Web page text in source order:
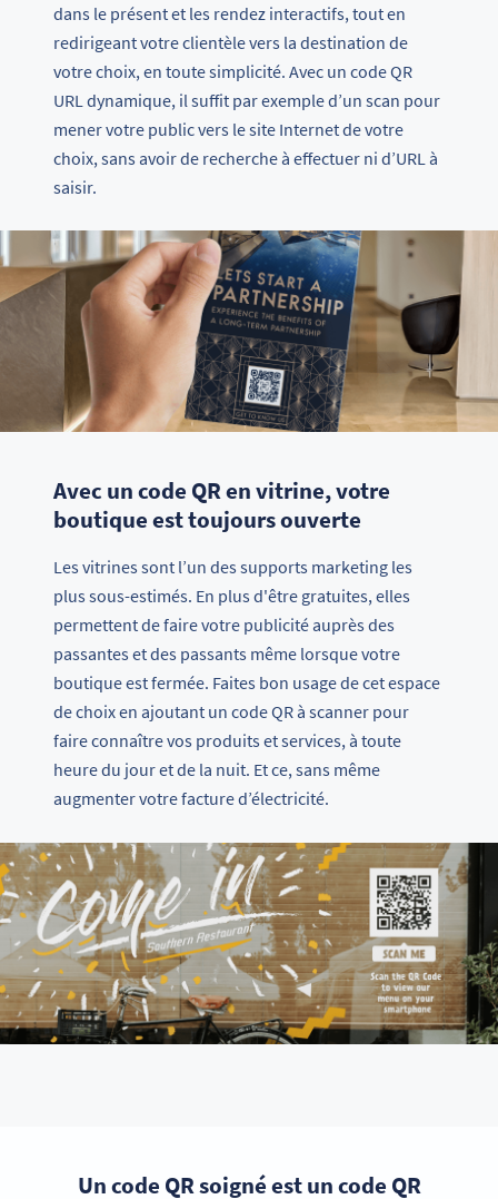
dans le présent et les rendez interactifs, tout en
redirigeant votre clientèle vers la destination de
votre choix, en toute simplicité. Avec un code QR
URL dynamique, il suffit par exemple d’un scan pour
mener votre public vers le site Internet de votre
choix, sans avoir de recherche à effectuer ni d’URL à
saisir.
Avec un code QR en vitrine, votre
boutique est toujours ouverte
Les vitrines sont l’un des supports marketing les
plus sous-estimés. En plus d'être gratuites, elles
permettent de faire votre publicité auprès des
passantes et des passants même lorsque votre
boutique est fermée. Faites bon usage de cet espace
de choix en ajoutant un code QR à scanner pour
faire connaître vos produits et services, à toute
heure du jour et de la nuit. Et ce, sans même
augmenter votre facture d’électricité.
Un code QR soigné est un code QR